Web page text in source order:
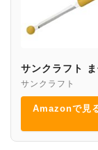
サンクラフト
サンクラフト
Amazonで見